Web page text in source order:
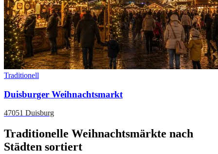
Traditionell
Duisburger Weihnachtsmarkt
47051 Duisburg
Traditionelle Weihnachtsmärkte nach
Städten sortiert